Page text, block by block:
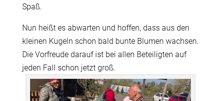
Spaß.
Nun heißt es abwarten und hoffen, dass aus den
kleinen Kugeln schon bald bunte Blumen wachsen.
Die Vorfreude darauf ist bei allen Beteiligten auf
jeden Fall schon jetzt groß.